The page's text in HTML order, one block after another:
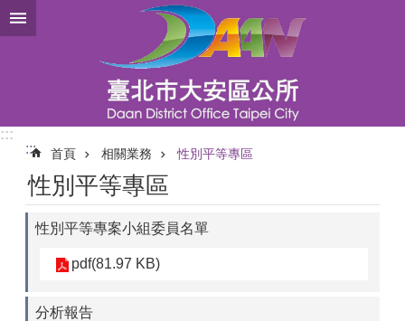
跳到主要內容區塊
:::
:::
首頁 相關業務 性別平等專區
性別平等專區
性別平等專案小組委員名單
pdf(81.97 KB)
分析報告